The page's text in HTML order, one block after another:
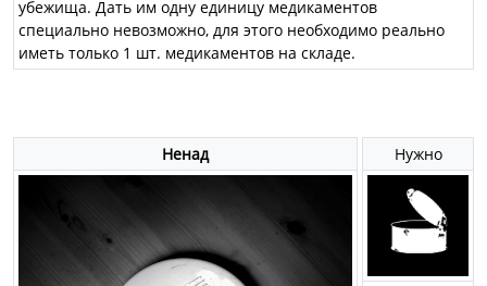
убежища. Дать им одну единицу медикаментов
специально невозможно, для этого необходимо реально
иметь только 1 шт. медикаментов на складе.
Ненад Нужно